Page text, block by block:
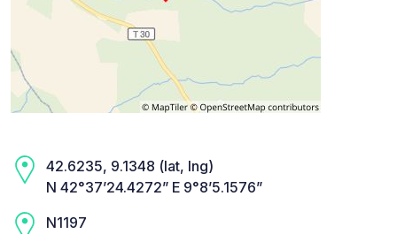
42.6235, 9.1348 (lat, lng)
N 42°37’24.4272” E 9°8’5.1576”
N1197